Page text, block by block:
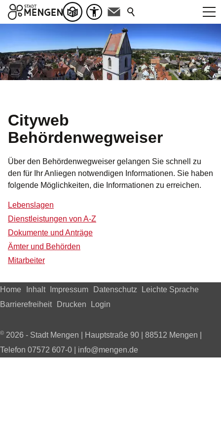
Cityweb
Behördenwegweiser
Über den Behördenwegweiser gelangen Sie schnell zu
den für Ihr Anliegen notwendigen Informationen. Sie haben
folgende Möglichkeiten, die Informationen zu erreichen.
Lebenslagen
Dienstleistungen von A-Z
Dokumente und Anträge
Ämter und Behörden
Mitarbeiter
Home Inhalt Impressum Datenschutz
Leichte Sprache
Barrierefreiheit
Drucken Login
© 2026 - Stadt Mengen | Hauptstraße 90 | 88512 Mengen |
Telefon 07572 607-0 | info@mengen.de